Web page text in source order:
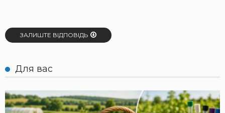
ЗАЛИШТЕ ВІДПОВІДЬ
Для вас